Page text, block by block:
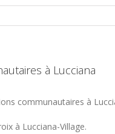
à Lucciana
communautaires à
à Lucciana-Village.